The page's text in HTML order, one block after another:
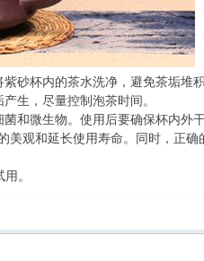
砂杯内的茶水洗净，避免茶垢堆
生，尽量控制泡茶时间。
和微生物。使用后要确保杯内外
观和延长使用寿命。同时，正
。